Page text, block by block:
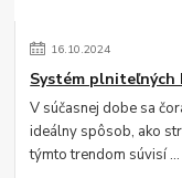
16.10.2024
Systém plniteľných
V súčasnej dobe sa
ideálny spôsob, ako
týmto trendom súvisí